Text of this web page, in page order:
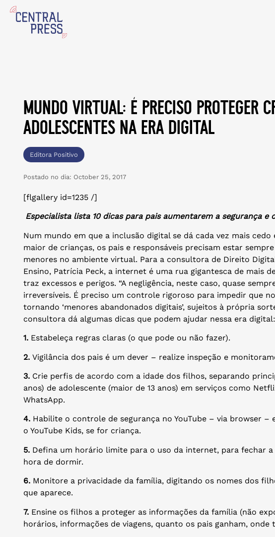
mundo virtual: é preciso proteger
adolescentes na era digital
Editora Positivo
Postado no dia: October 25, 2017
[flgallery id=1235 /]
Especialista lista 10 dicas para pais aumentarem a segurança
Num mundo em que a inclusão digital se dá cada vez mais
maior de crianças, os pais e responsáveis precisam estar
menores no ambiente virtual. Para a consultora de Direito
Ensino, Patrícia Peck, a internet é uma rua gigantesca de mais
traz excessos e perigos. “A negligência, neste caso, quase
irreversíveis. É preciso um controle rigoroso para impedir que
tornando ‘menores abandonados digitais’, sujeitos à própria
consultora dá algumas dicas que podem ajudar nessa era digital:
1. Estabeleça regras claras (o que pode ou não fazer).
2. Vigilância dos pais é um dever – realize inspeção e
3. Crie perfis de acordo com a idade dos filhos, separando
anos) de adolescente (maior de 13 anos) em serviços como
WhatsApp.
4. Habilite o controle de segurança no YouTube – via browser
o YouTube Kids, se for criança.
5. Defina um horário limite para o uso da internet, para fechar a
hora de dormir.
6. Monitore a privacidade da família, digitando os nomes dos
que aparece.
7. Ensine os filhos a proteger as informações da família (não
horários, informações de viagens, quanto os pais ganham, onde